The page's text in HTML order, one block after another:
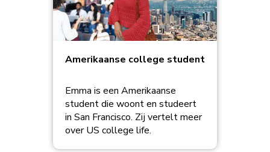
Amerikaanse college student
Emma is een Amerikaanse
student die woont en studeert
in San Francisco. Zij vertelt meer
over US college life.